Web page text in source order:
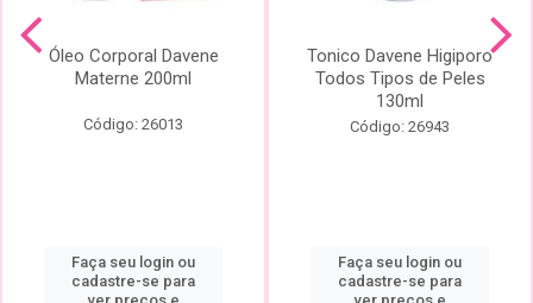
Óleo Corporal Davene
Materne 200ml
Código: 26013
Faça seu login ou
cadastre-se para
Tonico Davene Higiporo
Todos Tipos de Peles
130ml
Código: 26943
Faça seu login ou
cadastre-se para